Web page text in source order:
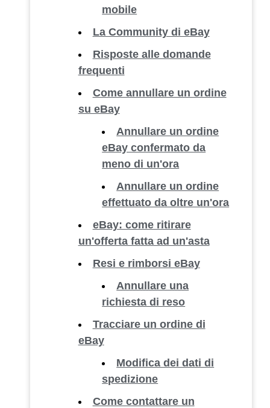
mobile
La Community di eBay
Risposte alle domande
frequenti
Come annullare un ordine
su eBay
Annullare un ordine
eBay confermato da
meno di un'ora
Annullare un ordine
effettuato da oltre un'ora
eBay: come ritirare
un'offerta fatta ad un'asta
Resi e rimborsi eBay
Annullare una
richiesta di reso
Tracciare un ordine di
eBay
Modifica dei dati di
spedizione
Come contattare un